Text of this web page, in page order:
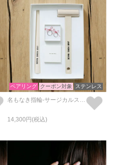
ペアリング クーポン対象 ステンレス
名もなき指輪-サージカルステンレス-/ペアリング/2サイズセット
14,300